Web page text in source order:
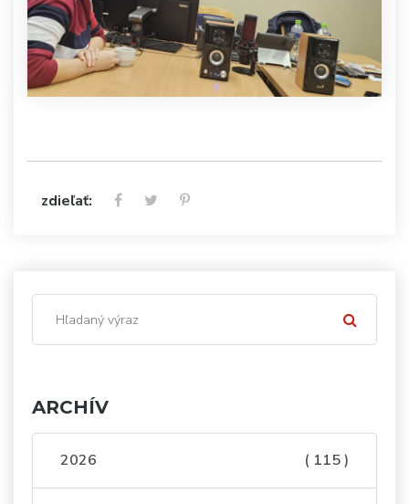
zdieľať:
ARCHÍV
2026 ( 115 )